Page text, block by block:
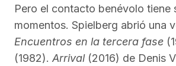
Pero el contacto benévolo tiene
momentos. Spielberg abrió una
Encuentros en la tercera fase
(1982). Arrival(2016) de Denis